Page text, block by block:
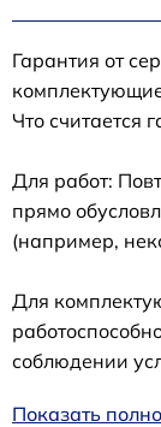
Гарантия от
Что считается
Для работ:
прямо
(например,
Для
соблюдении
Показать